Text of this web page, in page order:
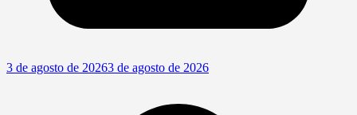
3 de agosto de 20263 de agosto de 2026